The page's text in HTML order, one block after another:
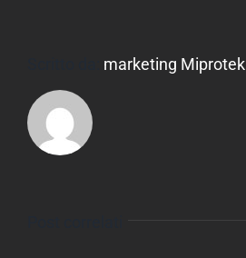
marketing Miprotek